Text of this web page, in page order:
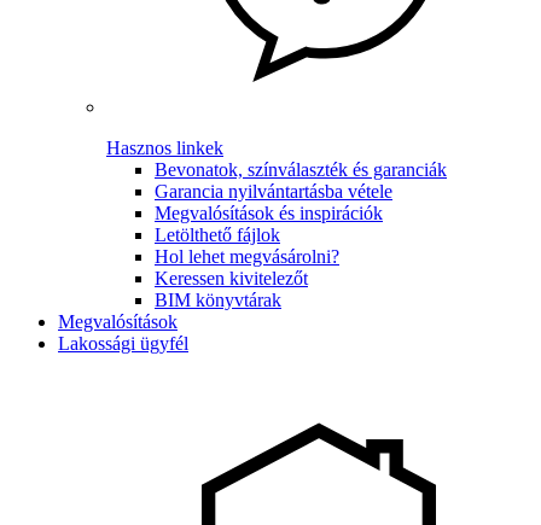
Hasznos linkek
Bevonatok, színválaszték és garanciák
Garancia nyilvántartásba vétele
Megvalósítások és inspirációk
Letölthető fájlok
Hol lehet megvásárolni?
Keressen kivitelezőt
BIM könyvtárak
Megvalósítások
Lakossági ügyfél